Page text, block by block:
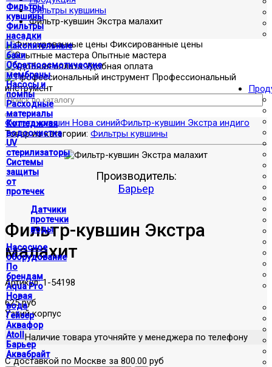
Фильтры
кувшины
Фильтры
насадки
Накопительные
баки
Обратноосмотические
мембраны
Насосы и
помпы
Расходные
материалы
Коттеджная
водоочистка
UV
стерилизаторы
Системы
защиты
от
протечек
Датчики
протечки
воды
Насосное
оборудование
По
брендам
Aqua Pro
Новая
вода
Гейзер
Аквафор
Atoll
Барьер
Аквабрайт
Фильтры кувшины
Фильтр-кувшин Экстра малахит
Фиксированные цены
Опытные мастера
Удобная оплата
Профессиональный
инструмент
Фильтр-кувшин Нова синийФильтр-кувшин Экстра индиго
Товар из категории: Фильтры кувшины
Производитель:
Барьер
Фильтр-кувшин Экстра
малахит
Артикул:1-54198
625 руб
Узкий корпус
Наличие товара уточняйте у менеджера по телефону
С доставкой по Москве за 800.00 руб